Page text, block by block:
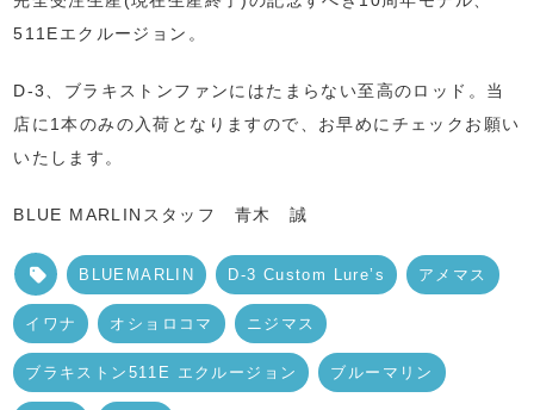
511Eエクルージョン。
D-3、ブラキストンファンにはたまらない至高のロッド。当
店に1本のみの入荷となりますので、お早めにチェックお願い
いたします。
BLUE MARLINスタッフ 青木 誠
BLUEMARLIN D-3 Custom Lure’s アメマス
イワナ オショロコマ ニジマス
ブラキストン511E エクルージョン ブルーマリン